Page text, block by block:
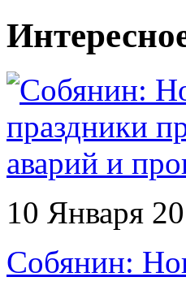
10 Января
Собянин: